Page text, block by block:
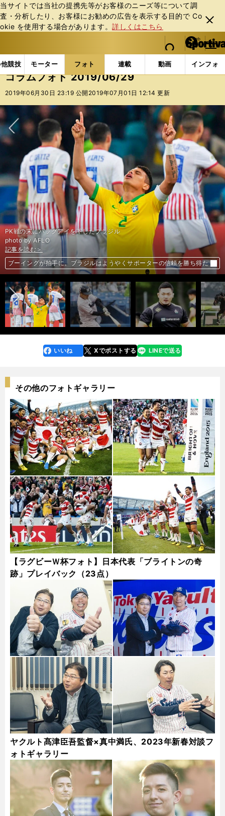
当サイトでは当社の提携先等がお客様のニーズ等について調
査・分析したり、お客様にお勧めの広告を表⽰する⽬的で Co
okie を使⽤する場合があります。詳しくはこちら
閉じ
る
web Sportiva (webスポルティーバ)
検索
マイペ
ー
ジ
メニュ
競技 モーター フォト 連載 動画 インフォ
b
ス
ポ
ル
ー
バ
フォトギャラリー コラムフォト コラムフォト
コラムフォト 2019/06/29
2019年06月30日 23:19 公開 2019年07月01日 12:14 更新
PK戦の末にパラグアイを下したブラジル
photo by AFLO
記事を読む＞
ブーイングが拍手に。ブラジルはようやくサポーターの信頼を勝ち得た
記事を読む＞
地味でも光り輝く献身力。いざとなったらヤクルトには荒木貴裕がいる
記事を読む＞
無名高校→ラグビーＷ杯へ。シンデレラボーイの進撃はどこまで続くか
記事を読む＞
穴党記者からの提言。ラジオNIKKEI賞は「斤量と血統を重視すべし」
前へ
faceboo
k
いいね Xでポストする
line LINEで送る
その他のフォトギャラリー
【ラグビーＷ杯フォト】日本代表「ブライトンの奇
跡」プレイバック（23点）
ヤクルト髙津臣吾監督×真中満氏、2023年新春対談フ
ォトギャラリー